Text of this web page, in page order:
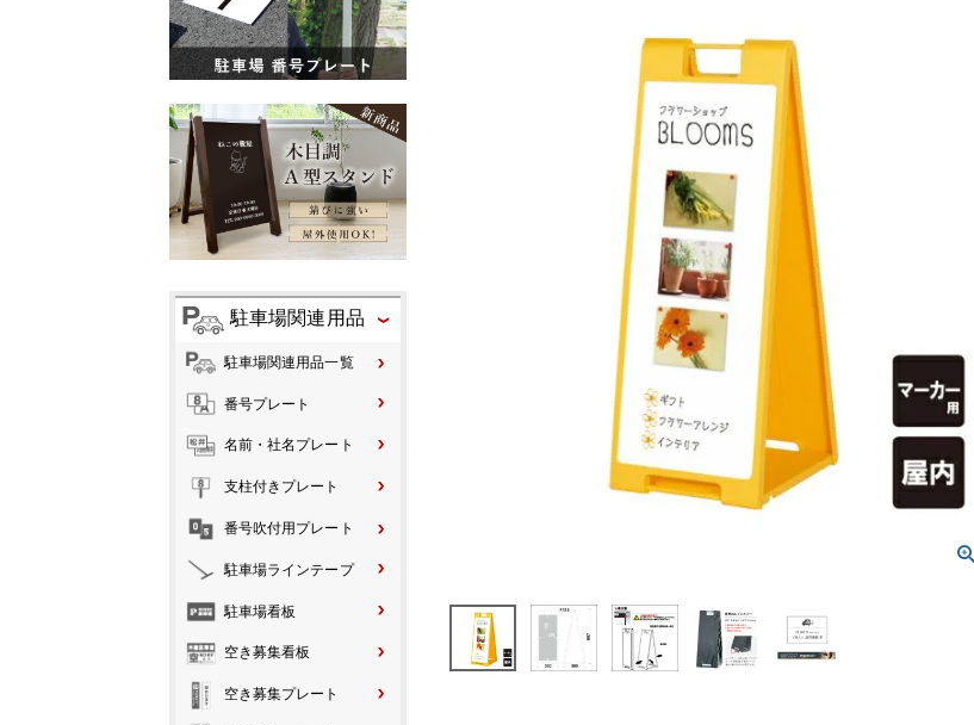
駐車場関連用品
駐車場関連用品一覧
番号プレート
名前・社名プレート
支柱付きプレート
番号吹付用プレート
駐車場ラインテープ
駐車場看板
空き募集看板
空き募集プレート